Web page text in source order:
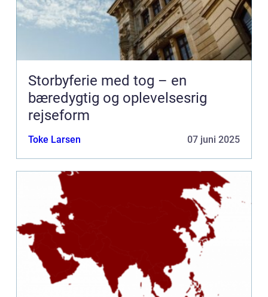
Storbyferie med tog – en
bæredygtig og oplevelsesrig
rejseform
Toke Larsen 07 juni 2025